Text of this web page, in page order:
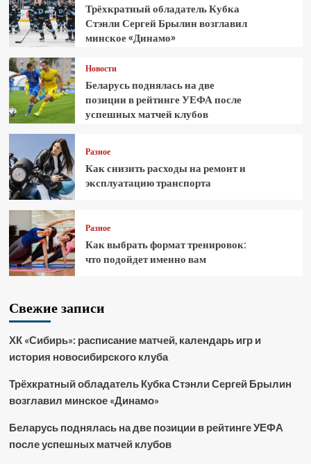
Трёхкратный обладатель Кубка
Стэнли Сергей Брылин возглавил
минское «Динамо»
Новости
Беларусь поднялась на две
позиции в рейтинге УЕФА после
успешных матчей клубов
Разное
Как снизить расходы на ремонт и
эксплуатацию транспорта
Разное
Как выбрать формат тренировок:
что подойдет именно вам
Свежие записи
ХК «Сибирь»: расписание матчей, календарь игр и
история новосибирского клуба
Трёхкратный обладатель Кубка Стэнли Сергей Брылин
возглавил минское «Динамо»
Беларусь поднялась на две позиции в рейтинге УЕФА
после успешных матчей клубов